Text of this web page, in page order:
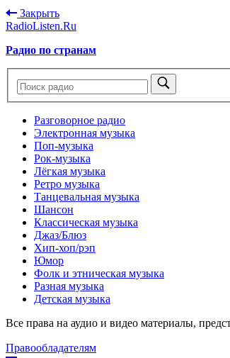
Закрыть
RadioListen.Ru
Радио по странам
Разговорное радио
Электронная музыка
Поп-музыка
Рок-музыка
Лёгкая музыка
Ретро музыка
Танцевальная музыка
Шансон
Классическая музыка
Джаз/Блюз
Хип-хоп/рэп
Юмор
Фолк и этническая музыка
Разная музыка
Детская музыка
Все права на аудио и видео материалы,
Правообладателям